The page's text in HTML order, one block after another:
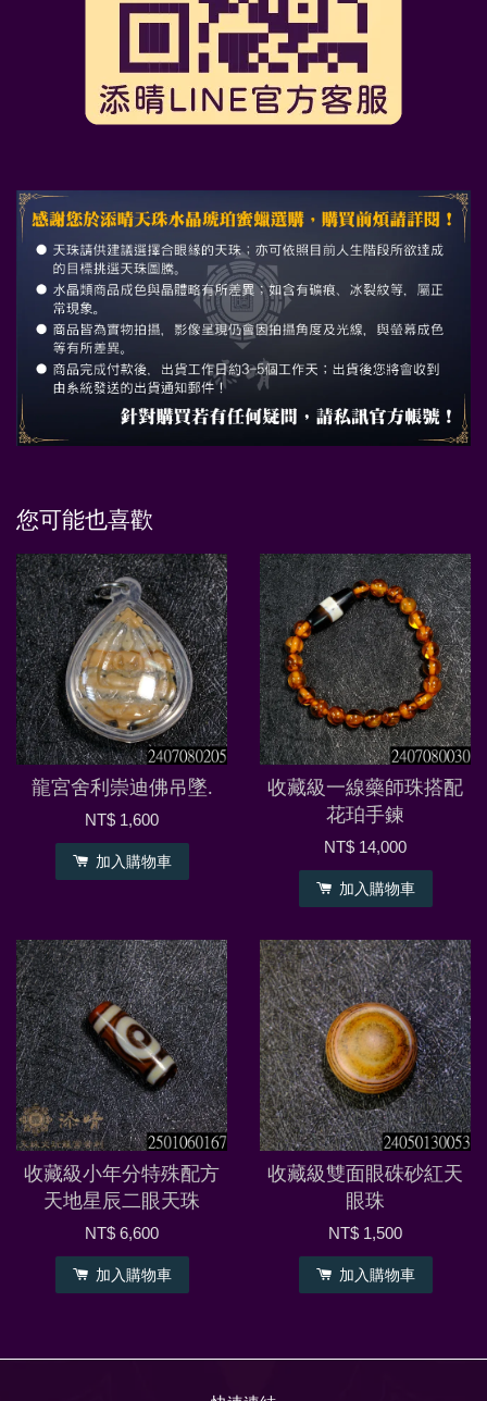
您可能也喜歡
龍宮舍利崇迪佛吊墜.
NT$ 1,600
加入購物車
收藏級一線藥師珠搭配
花珀手鍊
NT$ 14,000
加入購物車
收藏級小年分特殊配方
天地星辰二眼天珠
NT$ 6,600
加入購物車
收藏級雙面眼硃砂紅天
眼珠
NT$ 1,500
加入購物車